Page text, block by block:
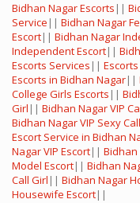
Bidhan Nagar Escorts ||
Service || Bidhan Nagar
Escort|| Bidhan Nagar
Independent Escort||
Escorts Services ||
Escorts in Bidhan Nagar||
College Girls Escorts ||
Girl || Bidhan Nagar VIP
Bidhan Nagar VIP Sexy
Escort Service in Bidhan
Nagar VIP Escort|| Bidhan
Model Escort|| Bidhan
Call Girl || Bidhan Nagar
Housewife Escort||